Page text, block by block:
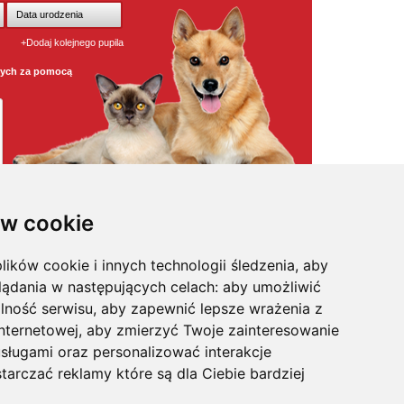
cookie
cookie i innych technologii śledzenia, aby
w następujących celach: aby umożliwić
serwisu, aby zapewnić lepsze wrażenia z
, aby zmierzyć Twoje zainteresowanie
oraz personalizować interakcje
reklamy które są dla Ciebie bardziej
+Dodaj kolejnego pupila
za pomocą
,pielęgnacja odstraszacze psów,witaminy / odżywki,na
legowiska dla psa maty samochodowe
karmy w super cenach ,posezonowa wyprzedaż,
, profilaktyka ,
Felix, Gourmet, Happy Dog, Hills, IAMS, Kitekat, Mera Dog,
Size , Sanabelle, Sheba, Versele-Laga